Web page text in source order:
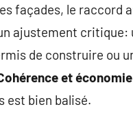
façades, le raccord
ajustement
de construire ou
et
est bien balisé.